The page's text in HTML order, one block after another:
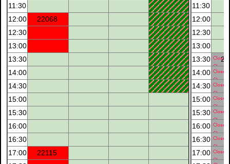
11:30
12:00
22068
12:30
13:00
13:30
14:00
14:30
15:00
15:30
16:00
16:30
17:00
22115
11:30
12:00
12:30
13:00
13:30
14:00
14:30
15:00
15:30
16:00
16:30
17:00